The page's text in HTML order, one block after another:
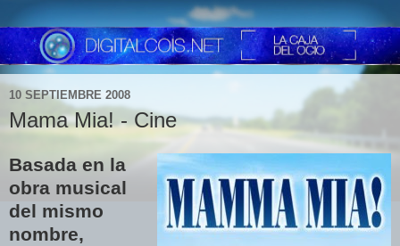
10 SEPTIEMBRE 2008
Mama Mia! - Cine
Basada en la
obra musical
del mismo
nombre,